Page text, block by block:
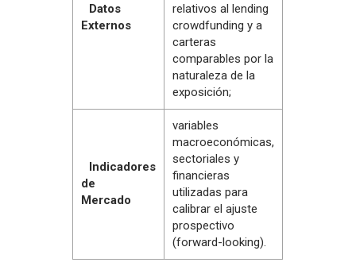
Datos
Externos
relativos al lending
crowdfunding y a
carteras
comparables por la
naturaleza de la
exposición;
Indicadores
de
Mercado
variables
macroeconómicas,
sectoriales y
financieras
utilizadas para
calibrar el ajuste
prospectivo
(forward-looking).